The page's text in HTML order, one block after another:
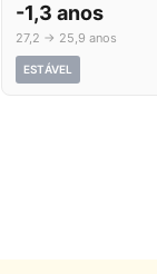
-1,3 anos
27,2 → 25,9 anos
ESTÁVEL